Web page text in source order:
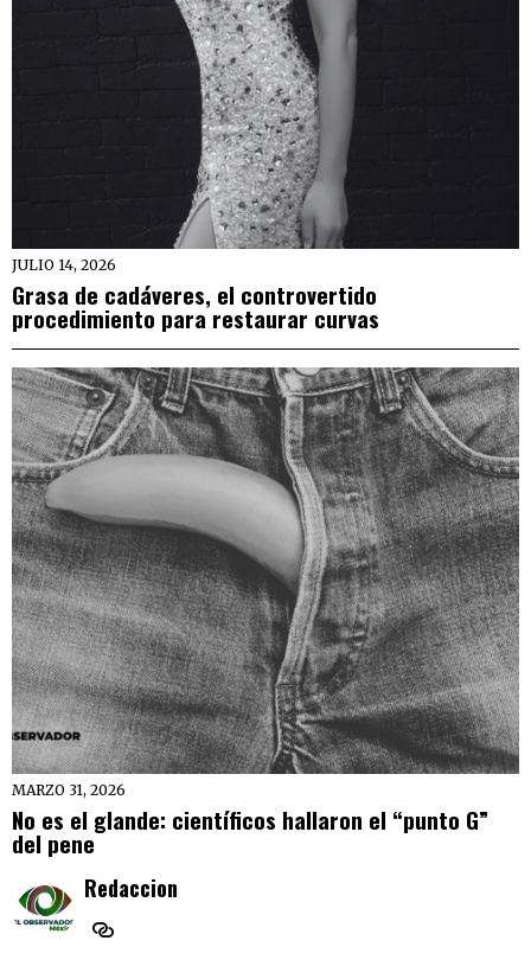
JULIO 14, 2026
Grasa de cadáveres, el controvertido
procedimiento para restaurar curvas
MARZO 31, 2026
No es el glande: científicos hallaron el “punto G”
del pene
Redaccion